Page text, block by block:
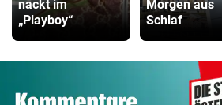
nackt im
„Playboy“
Morgen aus
Schlaf